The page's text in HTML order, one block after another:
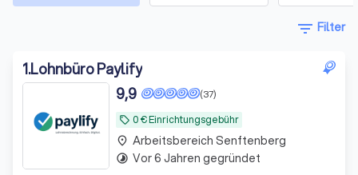
filter_list Filter
1.Lohnbüro Paylify
local_offer 0 € Einrichtungsgebühr
(37)
9,9
place Arbeitsbereich Senftenberg
timelapse Vor 6 Jahren gegründet